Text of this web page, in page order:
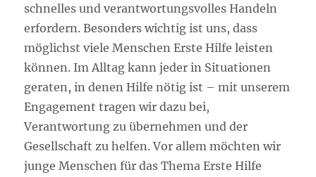
schnelles und verantwortungsvolles Handeln
erfordern. Besonders wichtig ist uns, dass
möglichst viele Menschen Erste Hilfe leisten
können. Im Alltag kann jeder in Situationen
geraten, in denen Hilfe nötig ist – mit unserem
Engagement tragen wir dazu bei,
Verantwortung zu übernehmen und der
Gesellschaft zu helfen. Vor allem möchten wir
junge Menschen für das Thema Erste Hilfe